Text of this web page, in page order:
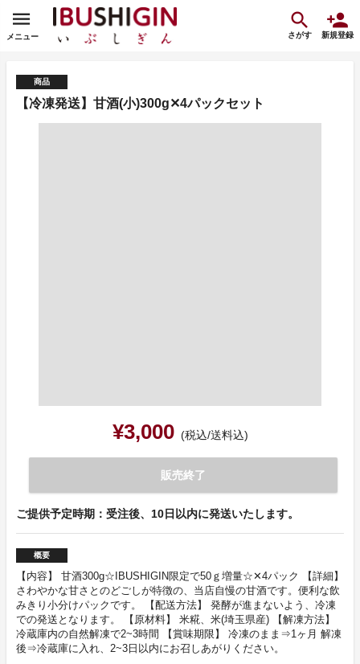
メニュー さがす 新規登録
商品
【冷凍発送】甘酒(小)300g✕4パックセット
¥3,000 (税込/送料込)
販売終了
ご提供予定時期：受注後、10日以内に発送いたします。
概要
【内容】 甘酒300g☆IBUSHIGIN限定で50ｇ増量☆✕4パック 【詳細】
さわやかな甘さとのどごしが特徴の、当店自慢の甘酒です。便利な飲
みきり小分けパックです。 【配送方法】 発酵が進まないよう、冷凍
での発送となります。 【原材料】 米糀、米(埼玉県産) 【解凍方法】
冷蔵庫内の自然解凍で2~3時間 【賞味期限】 冷凍のまま⇒1ヶ月 解凍
後⇒冷蔵庫に入れ、2~3日以内にお召しあがりください。